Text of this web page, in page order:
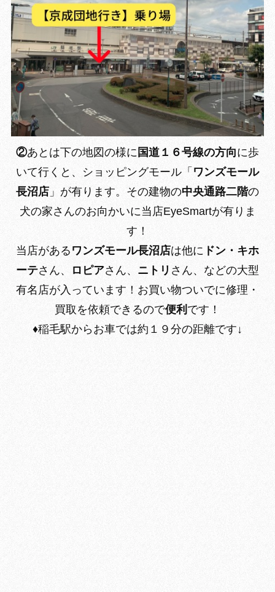
②あとは下の地図の様に 国道１６号線の方向に歩
いて行くと、ショッピングモール「 ワンズモール
長沼店 」が有ります。その建物の中央通路二階の
犬の家さんのお向かいに当店EyeSmartが有りま
す！
当店がある ワンズモール長沼店は他に ドン・キホ
ーテさん、 ロピアさん、 ニトリ さん、などの大型
有名店が入っています！お買い物ついでに修理・
買取を依頼できるので便利 です！
♦︎稲毛駅からお車では約１９分の距離です↓